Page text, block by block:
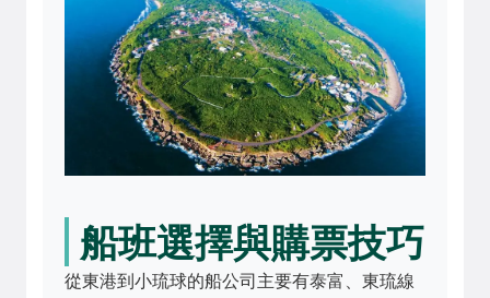
船班選擇與購票技巧
從東港到小琉球的船公司主要有泰富、東琉線